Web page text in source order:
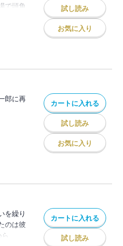
で頭角
ってい
試し読み
お気に入り
郎に再
カートに入れる
試し読み
お気に入り
を繰り
のは彼
カートに入れる
試し読み